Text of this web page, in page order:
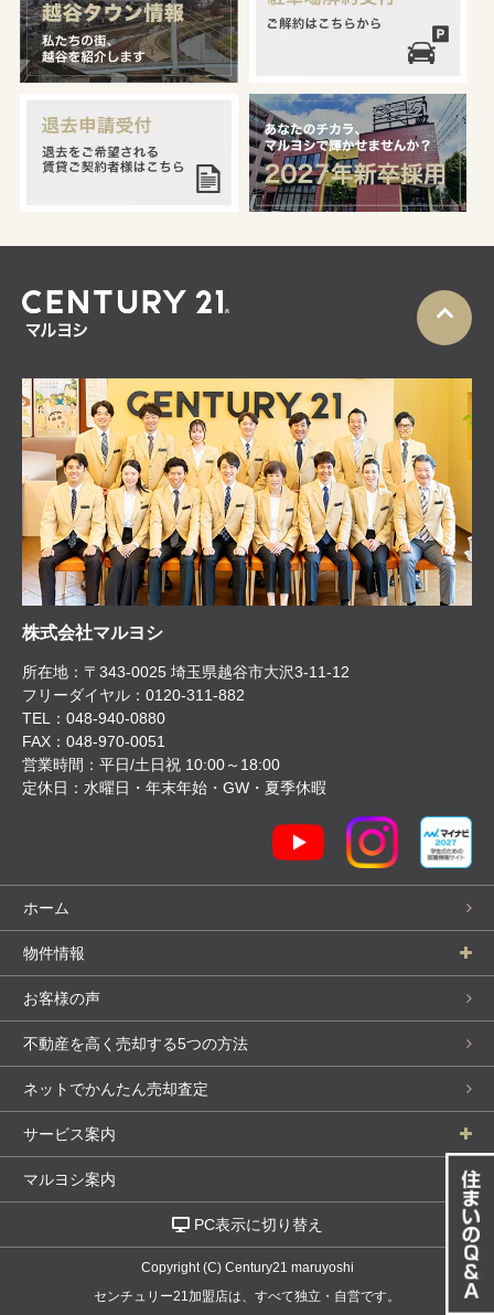
株式会社マルヨシ
所在地：〒343-0025 埼玉県越谷市大沢3-11-12
フリーダイヤル：0120-311-882
TEL：048-940-0880
FAX：048-970-0051
営業時間：平日/土日祝 10:00～18:00
定休日：水曜日・年末年始・GW・夏季休暇
ホーム
物件情報
お客様の声
不動産を高く売却する5つの方法
ネットでかんたん売却査定
サービス案内
マルヨシ案内
PC表示に切り替え
Copyright (C) Century21 maruyoshi
センチュリー21加盟店は、すべて独立・自営です。